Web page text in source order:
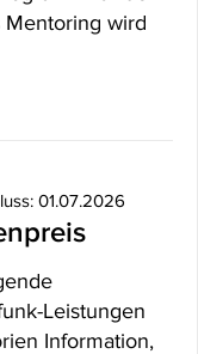
Mentoring wird
01.07.2026
Leistungen
Information,